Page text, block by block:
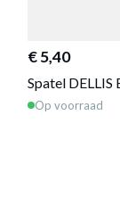
€ 5,40
Spatel DELLIS
Op voorraad
Productnummer:
€ 5,40
Prijs per stuk, incl.